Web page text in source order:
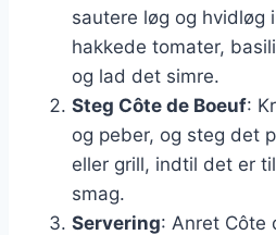
sautere løg og
hakkede tomater,
og lad det simre.
Steg Côte de Boeuf:
og peber, og steg det
eller grill, indtil det er
smag.
Servering: Anret Côte